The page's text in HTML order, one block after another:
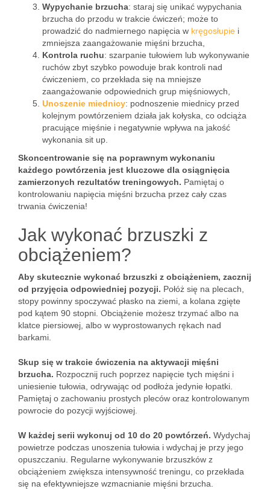
Wypychanie brzucha: staraj się unikać wypychania
brzucha do przodu w trakcie ćwiczeń; może to
prowadzić do nadmiernego napięcia w kręgosłupie i
zmniejsza zaangażowanie mięśni brzucha,
Kontrola ruchu: szarpanie tułowiem lub wykonywanie
ruchów zbyt szybko powoduje brak kontroli nad
ćwiczeniem, co przekłada się na mniejsze
zaangażowanie odpowiednich grup mięśniowych,
Unoszenie miednicy: podnoszenie miednicy przed
kolejnym powtórzeniem działa jak kołyska, co odciąża
pracujące mięśnie i negatywnie wpływa na jakość
wykonania sit up.
Skoncentrowanie się na poprawnym wykonaniu
każdego powtórzenia jest kluczowe dla osiągnięcia
zamierzonych rezultatów treningowych. Pamiętaj o
kontrolowaniu napięcia mięśni brzucha przez cały czas
trwania ćwiczenia!
Jak wykonać brzuszki z
obciążeniem?
Aby skutecznie wykonać brzuszki z obciążeniem, zacznij
od przyjęcia odpowiedniej pozycji. Połóż się na plecach,
stopy powinny spoczywać płasko na ziemi, a kolana zgięte
pod kątem 90 stopni. Obciążenie możesz trzymać albo na
klatce piersiowej, albo w wyprostowanych rękach nad
barkami.
Skup się w trakcie ćwiczenia na aktywacji mięśni
brzucha. Rozpocznij ruch poprzez napięcie tych mięśni i
uniesienie tułowia, odrywając od podłoża jedynie łopatki.
Pamiętaj o zachowaniu prostych pleców oraz kontrolowanym
powrocie do pozycji wyjściowej.
W każdej serii wykonuj od 10 do 20 powtórzeń. Wydychaj
powietrze podczas unoszenia tułowia i wdychaj je przy jego
opuszczaniu. Regularne wykonywanie brzuszków z
obciążeniem zwiększa intensywność treningu, co przekłada
się na efektywniejsze wzmacnianie mięśni brzucha.